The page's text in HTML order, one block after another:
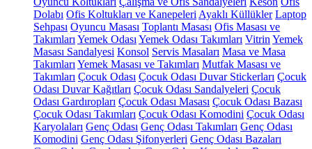
Dolabı Ofis Koltukları ve Kanepeleri Ayaklı Küllükler Laptop
Sehpası Oyuncu Masası Toplantı Masası Ofis Masası ve
Takımları Yemek Odası Yemek Odası Takımları Vitrin Yemek
Masası Sandalyesi Konsol Servis Masaları Masa ve Masa
Takımları Yemek Masası ve Takımları Mutfak Masası ve
Takımları Çocuk Odası Çocuk Odası Duvar Stickerları Çocuk
Odası Duvar Kağıtları Çocuk Odası Sandalyeleri Çocuk
Odası Gardıropları Çocuk Odası Masası Çocuk Odası Bazası
Çocuk Odası Takımları Çocuk Odası Komodini Çocuk Odası
Karyolaları Genç Odası Genç Odası Takımları Genç Odası
Komodini Genç Odası Şifonyerleri Genç Odası Bazaları